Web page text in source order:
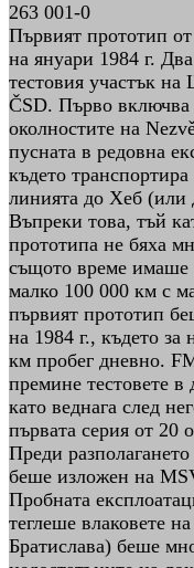
263 001-0
Първият прототип
на януари 1984 г.
тестовия участък на
ČSD. Първо включва
околностите на
пусната в редовна
където
линията до Хеб
Въпреки това, тъй
прототипа не бяха
същото време имаше
малко 100 000 км с
първият прототип
на 1984 г., където за
км пробег дневно.
премине тестовете
като веднага след
първата серия от 20
Преди
беше изложен на
Пробната
теглеше влаковете
Братислава) беше